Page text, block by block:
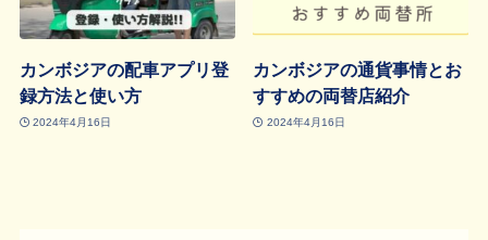
カンボジアの配車アプリ登
録方法と使い方
2024年4月16日
カンボジアの通貨事情とお
すすめの両替店紹介
2024年4月16日